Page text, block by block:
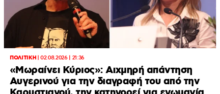
ΠΟΛΙΤΙΚΗ|02.08.2026 | 21:36
«Μωραίνει Κύριος»: Αιχμηρή απάντηση
Αυγερινού για την διαγραφή του από την